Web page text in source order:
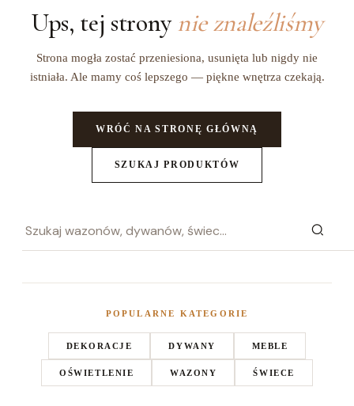
Ups, tej stronynie znaleźliśmy
Strona mogła zostać przeniesiona, usunięta lub nigdy nie
istniała. Ale mamy coś lepszego — piękne wnętrza czekają.
WRÓĆ NA STRONĘ GŁÓWNĄ
SZUKAJ PRODUKTÓW
POPULARNE KATEGORIE
DEKORACJE DYWANY MEBLE
OŚWIETLENIE WAZONY ŚWIECE